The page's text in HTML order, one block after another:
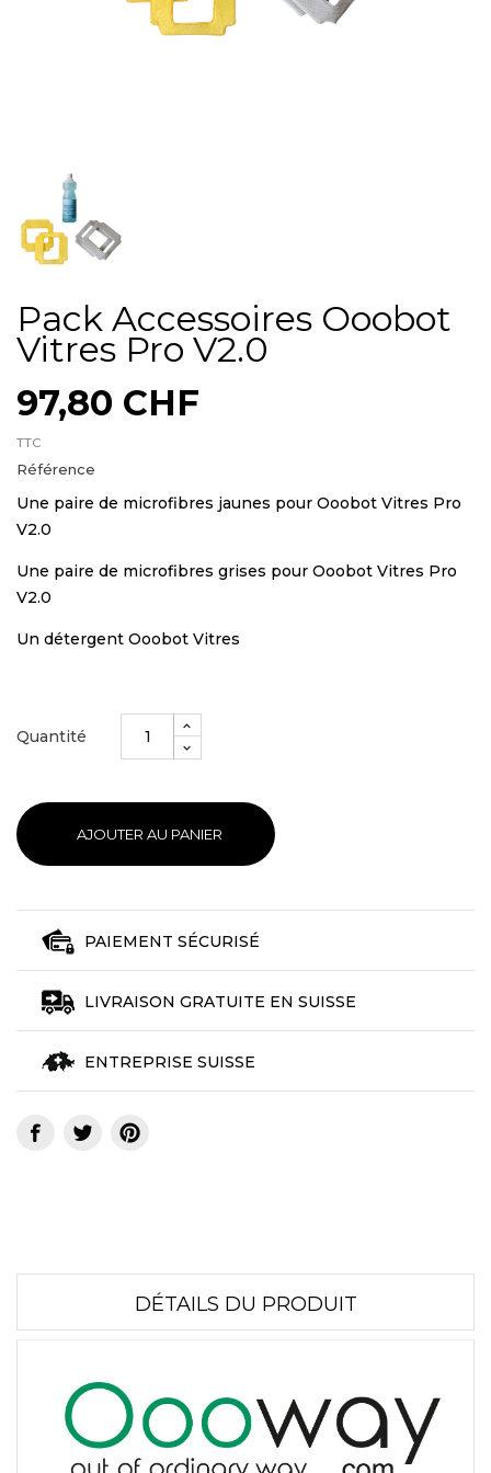
Pack Accessoires Ooobot
Vitres Pro V2.0
97,80 CHF
TTC
Référence
Une paire de microfibres jaunes pour Ooobot Vitres Pro
V2.0
Une paire de microfibres grises pour Ooobot Vitres Pro
V2.0
Un détergent Ooobot Vitres
Quantité
AJOUTER AU PANIER
PAIEMENT SÉCURISÉ
LIVRAISON GRATUITE EN SUISSE
ENTREPRISE SUISSE
DÉTAILS DU PRODUIT